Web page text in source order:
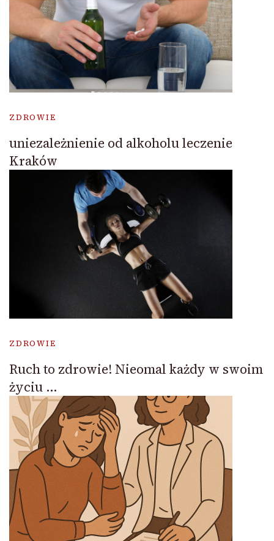
ZDROWIE
uniezależnienie od alkoholu leczenie
Kraków
ZDROWIE
Ruch to zdrowie! Nieomal każdy w swoim
życiu …